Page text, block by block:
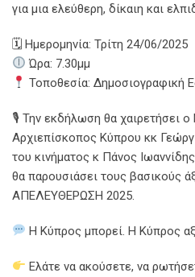
για μια ελεύθερη, δίκαιη και
🗓 Ημερομηνία: Τρίτη 24/06/2025
Ώρα: 7.30μμ
Τοποθεσία: Δημοσιογραφική
🎙 Την εκδήλωση θα χαιρετήσει ο
Αρχιεπίσκοπος Κύπρου κκ
του κινήματος κ Πάνος Ιωαννίδης
θα παρουσιάσει τους βασικούς
ΑΠΕΛΕΥΘΕΡΩΣΗ 2025.
Η Κύπρος μπορεί. Η Κύπρος
Ελάτε να ακούσετε, να